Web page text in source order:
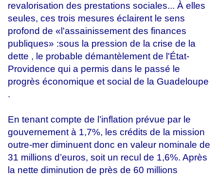
revalorisation des prestations sociales... À elles
seules, ces trois mesures éclairent le sens
profond de «l'assainissement des finances
publiques» :sous la pression de la crise de la
dette , le probable démantèlement de l'État-
Providence qui a permis dans le passé le
progrès économique et social de la Guadeloupe
.
En tenant compte de l’inflation prévue par le
gouvernement à 1,7%, les crédits de la mission
outre-mer diminuent donc en valeur nominale de
31 millions d’euros, soit un recul de 1,6%. Après
la nette diminution de près de 60 millions